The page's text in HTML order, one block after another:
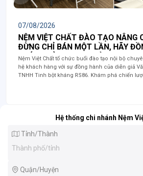
07/08/2026
NỆM VIỆT CHẤT ĐÀO TẠO NÂNG
ĐỪNG CHỈ BÁN MỘT LẦN, HÃY
KHÁCH HÀNG TRỌN ĐỜI
Nệm Việt Chất tổ chức buổi đào tạo nội bộ
hệ khách hàng với sự đồng hành của diễn giả
TNHH Tinh bột kháng RS86. Khám phá chiến
nghiệm dịch vụ và đồng hành trọn đời cùng
Hệ thống chi nhánh Nệm
Tỉnh/Thành
Thành phố/tỉnh
Quận/Huyện